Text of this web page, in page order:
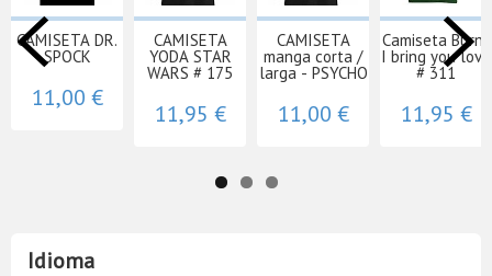
Idioma
CAMISETA DR.
SPOCK
11,00 €
CAMISETA
YODA STAR
WARS # 175
11,95 €
CAMISETA
manga corta /
larga - PSYCHO
11,00 €
Camiseta Burns
I bring you love
# 311
11,95 €